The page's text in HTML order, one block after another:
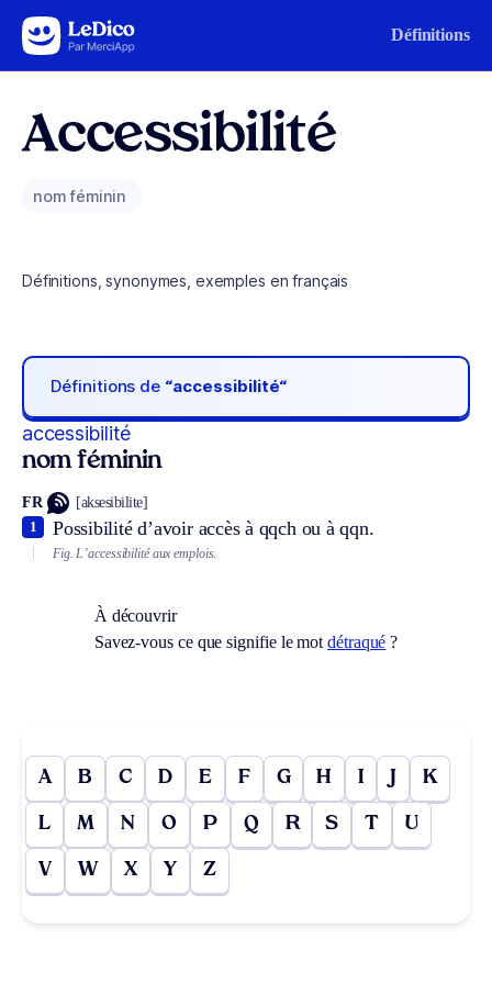
Aller au contenu Définitions
Accessibilité
nom féminin
Définitions, synonymes, exemples en français
Définitions de “accessibilité“
accessibilité
nom féminin
FR [aksesibilite]
Possibilité d’avoir accès à qqch ou à qqn.
1
Fig. L’accessibilité aux emplois.
À découvrir
Savez-vous ce que signifie le motdétraqué ?
A B C D E F G H I J K
L M N O P Q R S T U
V W X Y Z